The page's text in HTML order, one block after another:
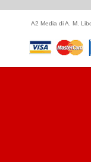
A2 Media di A. M.